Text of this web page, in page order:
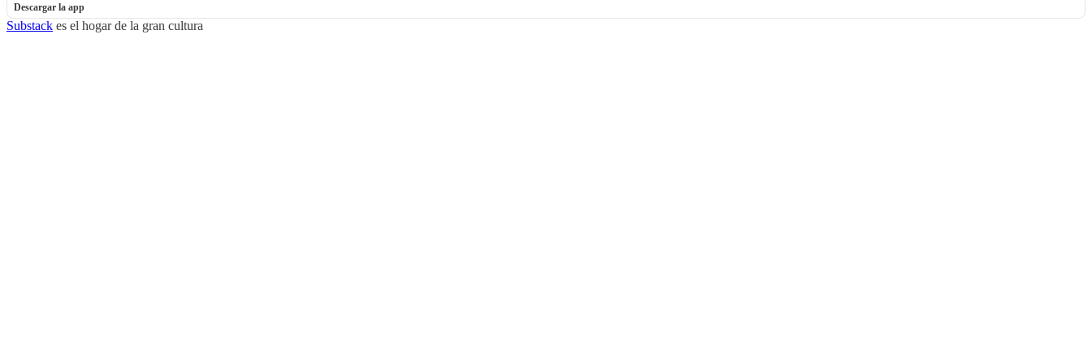
Descargar la app
Substack es el hogar de la gran cultura